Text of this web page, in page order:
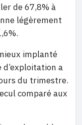
de 67,8% à
légèrement
implanté
a
du trimestre.
comparé aux